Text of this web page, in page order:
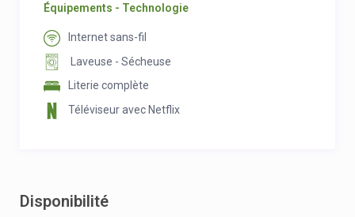
Équipements - Technologie
Internet sans-fil
Laveuse - Sécheuse
Literie complète
Téléviseur avec Netflix
Disponibilité